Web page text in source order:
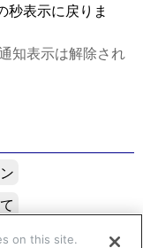
秒表示に戻りま
知表示は解除され
や振動について
on this site.